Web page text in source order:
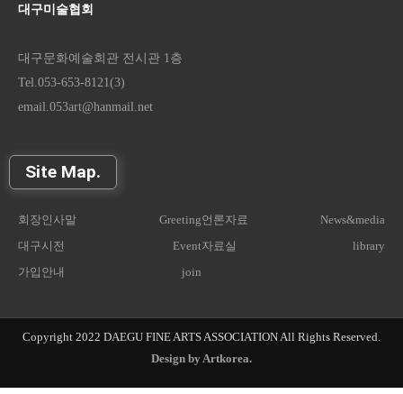
대구미술협회
대구문화예술회관 전시관 1층
Tel.053-653-8121(3)
email.053art@hanmail.net
Site Map.
회장인사말 Greeting언론자료 News&media
대구시전 Event자료실 library
가입안내 join
Copyright 2022 DAEGU FINE ARTS ASSOCIATION All Rights Reserved.
Design by Artkorea.